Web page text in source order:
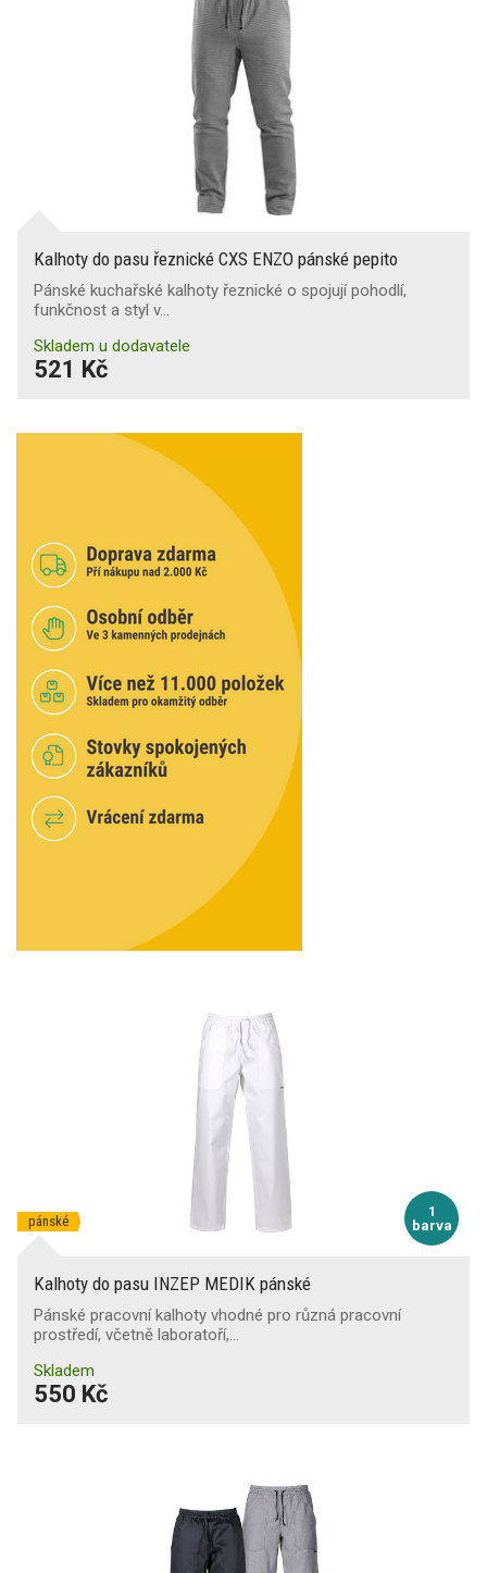
Kalhoty do pasu řeznické CXS ENZO pánské pepito
Pánské kuchařské kalhoty řeznické o spojují pohodlí,
funkčnost a styl v…
Skladem u dodavatele
521 Kč
1
barva
pánské
Kalhoty do pasu INZEP MEDIK pánské
Pánské pracovní kalhoty vhodné pro různá pracovní
prostředí, včetně laboratoří,…
Skladem
550 Kč